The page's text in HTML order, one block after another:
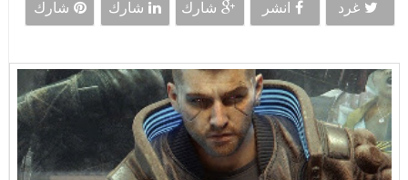
غرد انشر شارك شارك شارك